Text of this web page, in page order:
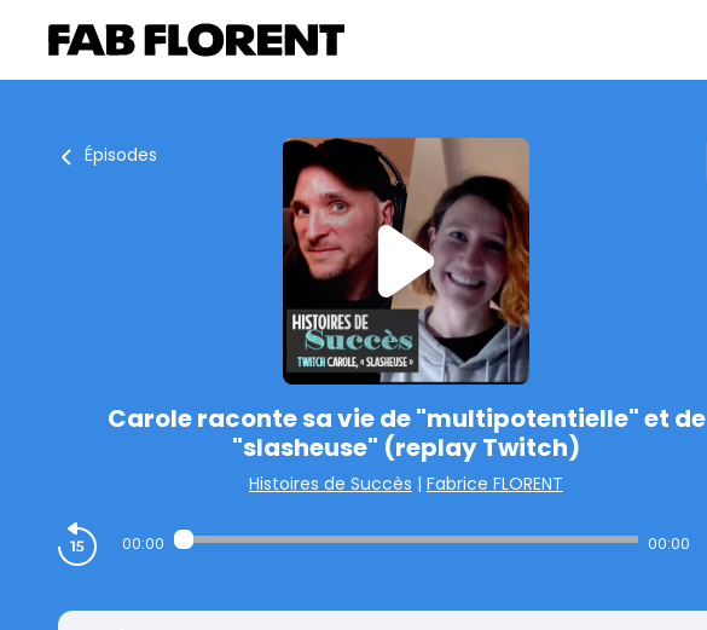
Épisodes
Carole raconte sa vie de "multipotentielle" et de
"slasheuse" (replay Twitch)
Histoires de Succès | Fabrice FLORENT
00:00 00:00